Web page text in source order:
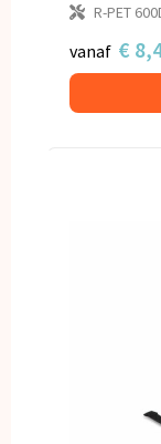
R-PET
vanaf €